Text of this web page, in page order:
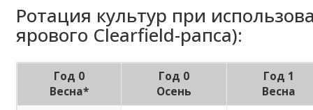
Ротация культур при
ярового Clearfield-рапса):
Год 0
Весна*
Год 0
Осень
Год 1
Весна